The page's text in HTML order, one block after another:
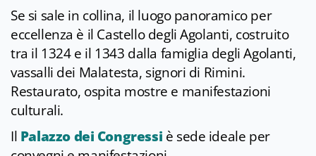
Se si sale in collina, il luogo panoramico per
eccellenza è il Castello degli Agolanti, costruito
tra il 1324 e il 1343 dalla famiglia degli Agolanti,
vassalli dei Malatesta, signori di Rimini.
Restaurato, ospita mostre e manifestazioni
culturali.
Il Palazzo dei Congressi è sede ideale per